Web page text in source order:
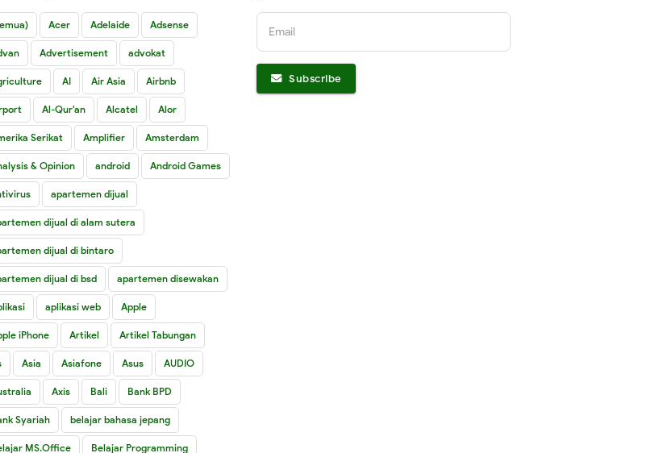
Acer Adelaide Adsense
Advertisement advokat
AI Air Asia Airbnb
Al-Qur'an Alcatel Alor
Serikat Amplifier Amsterdam
& Opinion android Android Games
apartemen dijual
dijual di alam sutera
dijual di bintaro
dijual di bsd apartemen disewakan
aplikasi web Apple
iPhone Artikel Artikel Tabungan
Asia Asiafone Asus AUDIO
Axis Bali Bank BPD
Syariah belajar bahasa jepang
MS.Office Belajar Programming
Email
Subscribe